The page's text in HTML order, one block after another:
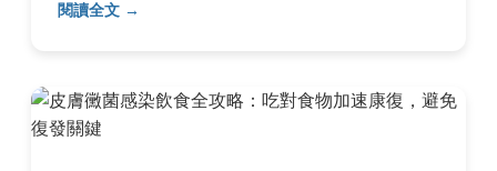
自我護理步驟和常見問答，幫助你快速康復並降
閱讀全文